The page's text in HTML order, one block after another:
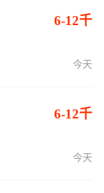
6-12千
今天
6-12千
今天